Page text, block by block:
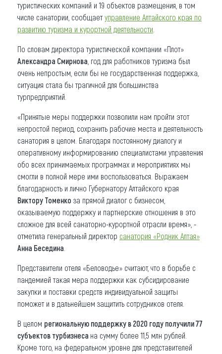
туристических компаний и 19 объектов размещения, в том
числе санатории, сообщает управление Алтайского края по
развитию туризма и курортной деятельности
По словам директора туристической компании «Плот»
Александра Смирнова , год для работников туризма был
очень непростым, если бы не государственная поддержка,
ситуация стала бы трагичной для большинства
турпредприятий.
«Принятые меры поддержки позволили нам пройти этот
непростой период, сохранить рабочие места и деятельность
санатория в целом. Благодаря постоянному диалогу и
оперативному информированию специалистами управления
обо всех принимаемых программах и мероприятиях мы
смогли в полной мере ими воспользоваться. Выражаем
благодарность и лично Губернатору Алтайского края
Виктору Томенко за прямой диалог с бизнесом,
оказываемую поддержку и партнерские отношения в это
сложное для всей санаторно-курортной отрасли время», -
отметила генеральный директор санатория «Родник Алтая»
Анна Беседина
Представители отеля «Беловодье» считают, что в борьбе с
пандемией такая мера поддержки как субсидирование
закупки и поставки средств индивидуальной защиты
поможет и в дальнейшем защитить сотрудников отеля.
В целом региональную поддержку в 2020 году получили 77
субъектов турбизнеса на сумму более 11,5 млн рублей.
Кроме того, на федеральном уровне для представителей